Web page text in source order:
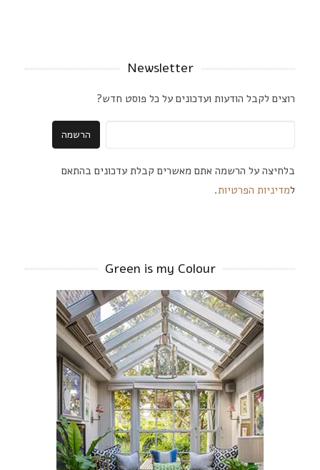
Newsletter
רוצים לקבל הודעות ועדכונים על כל פוסט חדש?
בלחיצה על הרשמה אתם מאשרים קבלת עדכונים בהתאם
למדיניות הפרטיות.
Green is my Colour